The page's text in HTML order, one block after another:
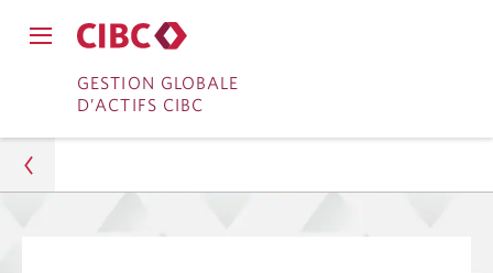
bancaires
navigation
principal.
GESTION GLOBALE
D’ACTIFS CIBC
Fermer
Gestion d’actifs